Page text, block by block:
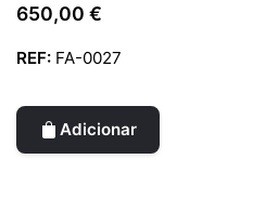
650,00 €
REF: FA-0027
Adicionar